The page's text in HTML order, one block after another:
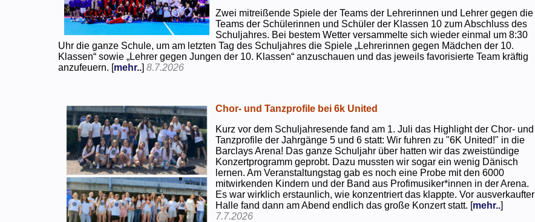
Zwei mitreißende Spiele der Teams der Lehrerinnen und Lehrer gegen die
Teams der Schülerinnen und Schüler der Klassen 10 zum Abschluss des
Schuljahres. Bei bestem Wetter versammelte sich wieder einmal um 8:30
Uhr die ganze Schule, um am letzten Tag des Schuljahres die Spiele „Lehrerinnen gegen Mädchen der 10.
Klassen“ sowie „Lehrer gegen Jungen der 10. Klassen“ anzuschauen und das jeweils favorisierte Team kräftig
anzufeuern. [mehr..]8.7.2026
Chor- und Tanzprofile bei 6k United
Kurz vor dem Schuljahresende fand am 1. Juli das Highlight der Chor- und
Tanzprofile der Jahrgänge 5 und 6 statt: Wir fuhren zu "6K United!" in die
Barclays Arena! Das ganze Schuljahr über hatten wir das zweistündige
Konzertprogramm geprobt. Dazu mussten wir sogar ein wenig Dänisch
lernen. Am Veranstaltungstag gab es noch eine Probe mit den 6000
mitwirkenden Kindern und der Band aus Profimusiker*innen in der Arena.
Es war wirklich erstaunlich, wie konzentriert das klappte. Vor ausverkaufter
Halle fand dann am Abend endlich das große Konzert statt. [mehr..]
7.7.2026